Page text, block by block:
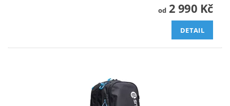
od2 990 Kč
DETAIL